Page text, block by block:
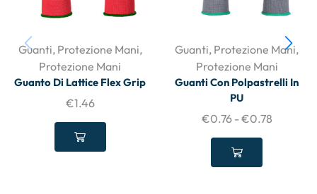
Guanti, Protezione Mani,
Protezione Mani
Guanto Di Lattice Flex Grip
€1.46
Guanti, Protezione Mani,
Protezione Mani
Guanti Con Polpastrelli In
PU
€0.76 -€0.78